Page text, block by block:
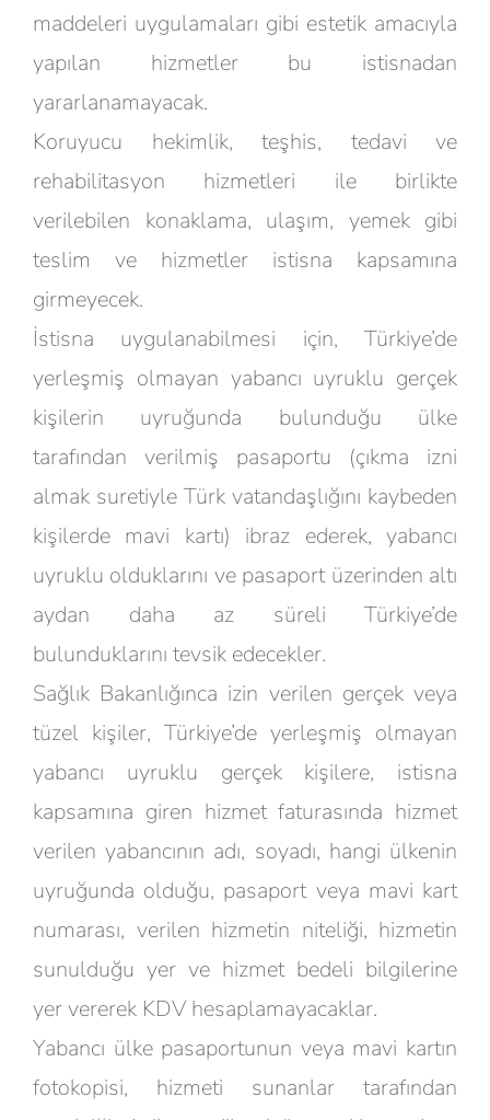
maddeleri uygulamaları gibi estetik amacıyla
yapılan hizmetler bu istisnadan
yararlanamayacak.
Koruyucu hekimlik, teşhis, tedavi ve
rehabilitasyon hizmetleri ile birlikte
verilebilen konaklama, ulaşım, yemek gibi
teslim ve hizmetler istisna kapsamına
girmeyecek.
İstisna uygulanabilmesi için, Türkiye’de
yerleşmiş olmayan yabancı uyruklu gerçek
kişilerin uyruğunda bulunduğu ülke
tarafından verilmiş pasaportu (çıkma izni
almak suretiyle Türk vatandaşlığını kaybeden
kişilerde mavi kartı) ibraz ederek, yabancı
uyruklu olduklarını ve pasaport üzerinden altı
aydan daha az süreli Türkiye’de
bulunduklarını tevsik edecekler.
Sağlık Bakanlığınca izin verilen gerçek veya
tüzel kişiler, Türkiye’de yerleşmiş olmayan
yabancı uyruklu gerçek kişilere, istisna
kapsamına giren hizmet faturasında hizmet
verilen yabancının adı, soyadı, hangi ülkenin
uyruğunda olduğu, pasaport veya mavi kart
numarası, verilen hizmetin niteliği, hizmetin
sunulduğu yer ve hizmet bedeli bilgilerine
yer vererek KDV hesaplamayacaklar.
Yabancı ülke pasaportunun veya mavi kartın
fotokopisi, hizmeti sunanlar tarafından